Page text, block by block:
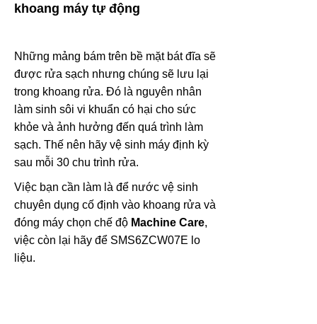
khoang máy tự động
Những mảng bám trên bề mặt bát đĩa sẽ
được rửa sạch nhưng chúng sẽ lưu lại
trong khoang rửa. Đó là nguyên nhân
làm sinh sôi vi khuẩn có hại cho sức
khỏe và ảnh hưởng đến quá trình làm
sạch. Thế nên hãy vệ sinh máy định kỳ
sau mỗi 30 chu trình rửa.
Việc bạn cần làm là để nước vệ sinh
chuyên dụng cố định vào khoang rửa và
đóng máy chọn chế độ Machine Care,
việc còn lại hãy để SMS6ZCW07E lo
liệu.